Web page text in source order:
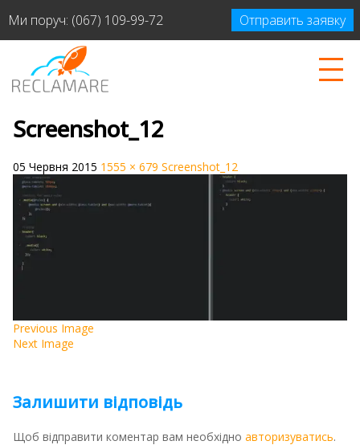
Ми поруч: (067) 109-99-72 Отправить заявку
Screenshot_12
05 Червня 2015 1555 × 679 Screenshot_12
Previous Image
Next Image
Залишити відповідь
Щоб відправити коментар вам необхідно авторизуватись.